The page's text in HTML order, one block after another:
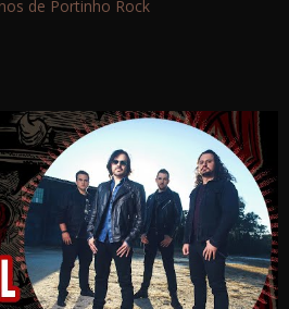
de Portinho Rock